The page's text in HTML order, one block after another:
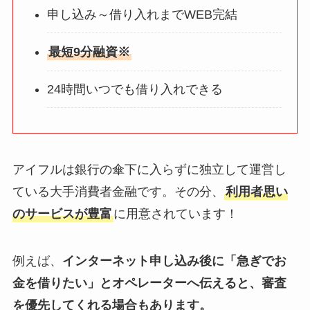
申し込み～借り入れまでWEB完結
最短9分融資※
24時間いつでも借り入れできる
アイフルは銀行の傘下に入らずに独立して運営し
ている大手消費者金融です。その分、 利用者思い
のサービスが豊富に用意されています！
例えば、 インターネット申し込み後に「急ぎでお
金を借りたい」とオペレーターへ伝えると、審査
を優先してくれる場合もあります。